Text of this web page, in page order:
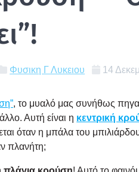
Φυσικη Γ Λυκειου 14
, το μυα­λό μας συνή­θως
Αυτή είναι η κεντρι­κή
όταν η μπά­λα του
πλα­νή­τη;